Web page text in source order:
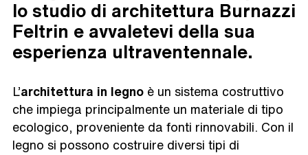
lo studio di architettura Burnazzi
Feltrin e avvaletevi della sua
esperienza ultraventennale.
L’architettura in legno è un sistema costruttivo
che impiega principalmente un materiale di tipo
ecologico, proveniente da fonti rinnovabili. Con il
legno si possono costruire diversi tipi di